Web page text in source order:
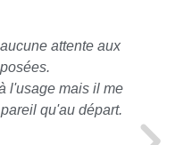
attente aux
l'usage mais il me
qu'au départ.